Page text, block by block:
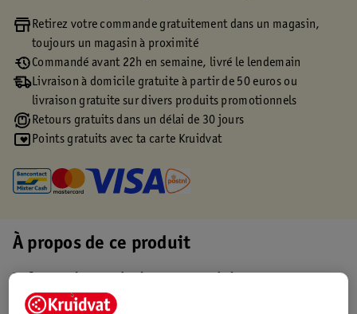
Retirez votre commande gratuitement dans un magasin,
toujours un magasin à proximité
Commandé avant 22h en semaine, livré le lendemain
Livraison à domicile gratuite à partir de 50 euros ou
livraison gratuite sur divers produits promotionnels
Retours gratuits dans un délai de 30 jours
Points gratuits avec ta carte Kruidvat
À propos de ce produit